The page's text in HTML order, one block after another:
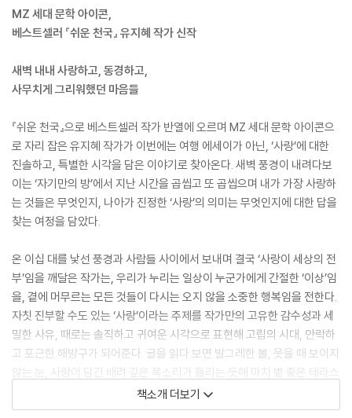
MZ 세대 문학 아이콘,
베스트셀러 『쉬운 천국』 유지혜 작가 신작
새벽 내내 사랑하고, 동경하고,
사무치게 그리워했던 마음들
『쉬운 천국』으로 베스트셀러 작가 반열에 오르며 MZ 세대 문학 아이콘으
로 자리 잡은 유지혜 작가가 이번에는 여행 에세이가 아닌, ‘사랑’에 대한
진솔하고, 특별한 시각을 담은 이야기로 찾아온다. 새벽 풍경이 내려다보
이는 ‘자기만의 방’에서 지난 시간을 곱씹고 또 곱씹으며 내가 가장 사랑하
는 것들은 무엇인지, 나아가 진정한 ‘사랑’의 의미는 무엇인지에 대한 답을
찾는 여정을 담았다.
온 이십 대를 낯선 풍경과 사람들 사이에서 보내며 결국 ‘사랑이 세상의 전
부’임을 깨달은 작가는, 우리가 누리는 일상이 누군가에게 간절한 ‘이상’임
을, 곁에 머무르는 모든 것들이 다시는 오지 않을 소중한 행복임을 전한다.
자칫 진부할 수도 있는 ‘사랑’이라는 주제를 작가만의 고유한 감수성과 세
밀한 사유, 때로는 솔직하고 귀여운 시각으로 표현해 고립의 시대, 안락하
고 포근한 해방구가 되어준다. 글을 읽다 보면 발그레한 볼, 웃을 때 보이지
않는 눈, 사랑이 담긴 배려 깊은 목소리가 들리는 듯해 마치 볕 좋은 테라스
에서 대화를 나누는 듯한 기분을 느끼게 한다. 작가는 사랑이 우리의 삶에
서 최고이며, 전부라는 사실을 이 책을 통해 증명하려고 한다.
책소개 더보기